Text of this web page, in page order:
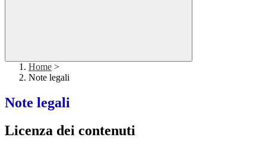
Home >
Note legali
Note legali
Licenza dei contenuti